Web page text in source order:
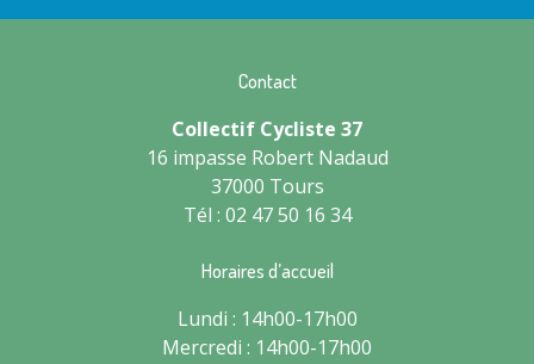
Contact
Collectif Cycliste 37
16 impasse Robert Nadaud
37000 Tours
Tél : 02 47 50 16 34
Horaires d’accueil
Lundi : 14h00-17h00
Mercredi : 14h00-17h00